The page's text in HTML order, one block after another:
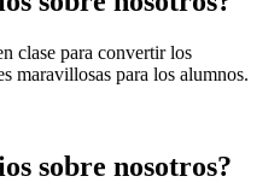
clase para convertir los
maravillosas para los alumnos.
sobre nosotros?